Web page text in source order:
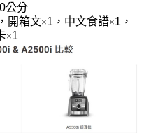
公分
開箱文×1，中文食譜×1，
×1